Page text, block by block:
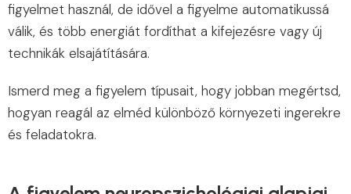
figyelmet használ, de idővel a figyelme automatikussá
válik, és több energiát fordíthat a kifejezésre vagy új
technikák elsajátítására.
Ismerd meg a figyelem típusait, hogy jobban megértsd,
hogyan reagál az elméd különböző környezeti ingerekre
és feladatokra.